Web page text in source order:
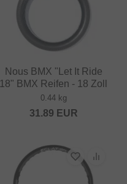
Nous BMX "Let It Ride
18" BMX Reifen - 18 Zoll
0.44 kg
31.89 EUR